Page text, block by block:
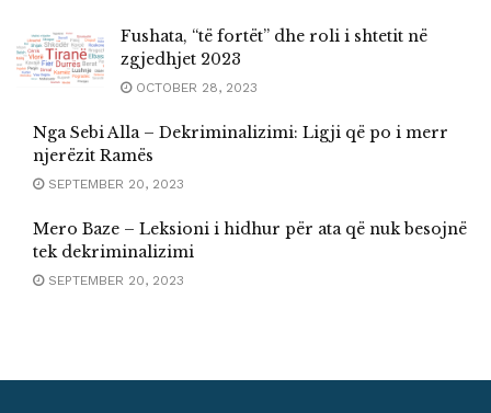
Fushata, “të fortët” dhe roli i shtetit në
zgjedhjet 2023
OCTOBER 28, 2023
Nga Sebi Alla – Dekriminalizimi: Ligji që po i merr
njerëzit Ramës
SEPTEMBER 20, 2023
Mero Baze – Leksioni i hidhur për ata që nuk besojnë
tek dekriminalizimi
SEPTEMBER 20, 2023